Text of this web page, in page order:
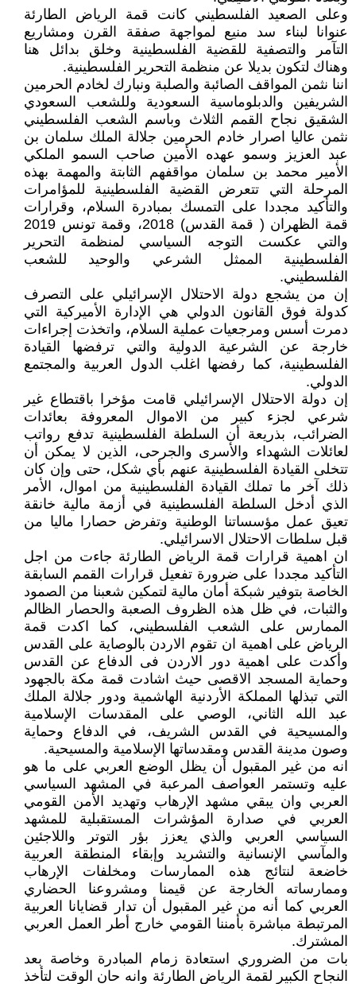
وعلى الصعيد الفلسطيني كانت قمة الرياض الطارئة
عنوانا لبناء سد منيع لمواجهة صفقة القرن ومشاريع
التآمر والتصفية للقضية الفلسطينية وخلق بدائل هنا
وهناك لتكون بديلا عن منظمة التحرير الفلسطينية.
اننا نثمن المواقف الصائبة والصلبة ونبارك لخادم الحرمين
الشريفين والدبلوماسية السعودية وللشعب السعودي
الشقيق نجاح القمم الثلاث وباسم الشعب الفلسطيني
نثمن عاليا اصرار خادم الحرمين جلالة الملك سلمان بن
عبد العزيز وسمو عهده الأمين صاحب السمو الملكي
الأمير محمد بن سلمان مواقفهم الثابتة والمهمة بهذه
المرحلة التي تتعرض القضية الفلسطينية للمؤامرات
والتأكيد مجددا على التمسك بمبادرة السلام، وقرارات
قمة الظهران ( قمة القدس) 2018، وقمة تونس 2019
والتي عكست التوجه السياسي لمنظمة التحرير
الفلسطينية الممثل الشرعي والوحيد للشعب
الفلسطيني.
إن من يشجع دولة الاحتلال الإسرائيلي على التصرف
كدولة فوق القانون الدولي هي الإدارة الأميركية التي
دمرت أسس ومرجعيات عملية السلام، واتخذت إجراءات
خارجة عن الشرعية الدولية والتي ترفضها القيادة
الفلسطينية، كما رفضها اغلب الدول العربية والمجتمع
الدولي.
إن دولة الاحتلال الإسرائيلي قامت مؤخرا باقتطاع غير
شرعي لجزء كبير من الاموال المعروفة بعائدات
الضرائب، بذريعة أن السلطة الفلسطينية تدفع رواتب
لعائلات الشهداء والأسرى والجرحى، الذين لا يمكن أن
تتخلى القيادة الفلسطينية عنهم بأي شكل، حتى وإن كان
ذلك آخر ما تملك القيادة الفلسطينية من اموال، الأمر
الذي أدخل السلطة الفلسطينية في أزمة مالية خانقة
تعيق عمل مؤسساتنا الوطنية وتفرض حصارا ماليا من
قبل سلطات الاحتلال الاسرائيلي.
ان اهمية قرارات قمة الرياض الطارئة جاءت من اجل
التأكيد مجددا على ضرورة تفعيل قرارات القمم السابقة
الخاصة بتوفير شبكة أمان مالية لتمكين شعبنا من الصمود
والثبات، في ظل هذه الظروف الصعبة والحصار الظالم
الممارس على الشعب الفلسطيني، كما اكدت قمة
الرياض على اهمية ان تقوم الاردن بالوصاية على القدس
وأكدت على اهمية دور الاردن فى الدفاع عن القدس
وحماية المسجد الاقصى حيث اشادت قمة مكة بالجهود
التي تبذلها المملكة الأردنية الهاشمية ودور جلالة الملك
عبد الله الثاني، الوصي على المقدسات الإسلامية
والمسيحية في القدس الشريف، في الدفاع وحماية
وصون مدينة القدس ومقدساتها الإسلامية والمسيحية.
انه من غير المقبول أن يظل الوضع العربي على ما هو
عليه وتستمر العواصف المرعبة في المشهد السياسي
العربي وان يبقي مشهد الإرهاب وتهديد الأمن القومي
العربي في صدارة المؤشرات المستقبلية للمشهد
السياسي العربي والذي يعزز بؤر التوتر واللاجئين
والمآسي الإنسانية والتشريد وإبقاء المنطقة العربية
خاضعة لنتائج هذه الممارسات ومخلفات الإرهاب
وممارساته الخارجة عن قيمنا ومشروعنا الحضاري
العربي كما أنه من غير المقبول أن تدار قضايانا العربية
المرتبطة مباشرة بأمننا القومي خارج أطر العمل العربي
المشترك.
بات من الضروري استعادة زمام المبادرة وخاصة بعد
النجاح الكبير لقمة الرياض الطارئة وانه حان الوقت لتأخذ